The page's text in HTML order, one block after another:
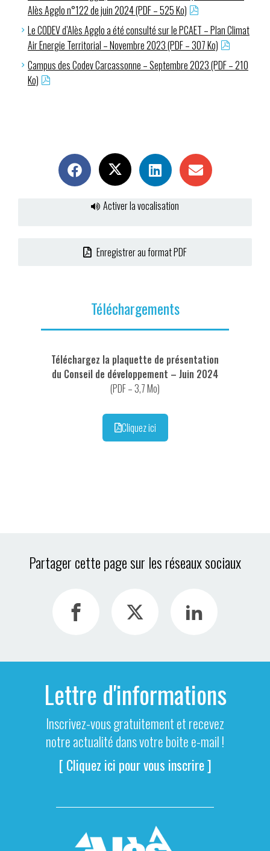
Alès Agglo n°122 de juin 2024 (PDF – 525 Ko)
Le CODEV d’Alès Agglo a été consulté sur le PCAET – Plan Climat
Air Energie Territorial – Novembre 2023 (PDF – 307 Ko)
Campus des Codev Carcassonne – Septembre 2023 (PDF – 210
Ko)
Activer la vocalisation
Enregistrer au format PDF
Téléchargements
Téléchargez la plaquette de présentation
du Conseil de développement – Juin 2024
(PDF – 3,7 Mo)
Cliquez ici
Partager cette page sur les réseaux sociaux
Lettre d'informations
Inscrivez-vous gratuitement et recevez
notre actualité dans votre boite e-mail !
[ Cliquez ici pour vous inscrire ]